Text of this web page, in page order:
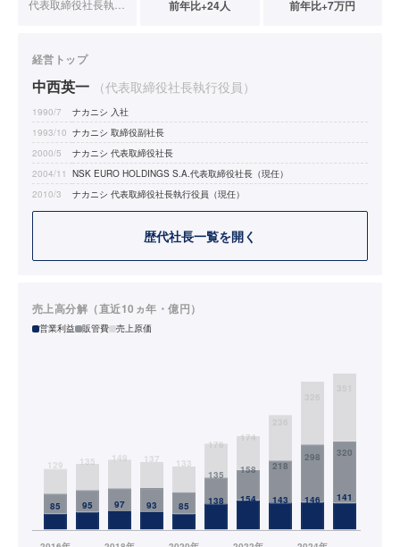
前年比+24人 前年比+7万円
経営トップ
中西英一 （代表取締役社長執行役員）
1990/7
ナカニシ 入社
1993/10 ナカニシ 取締役副社長
2000/5
ナカニシ 代表取締役社長
2004/11 NSK EURO HOLDINGS S.A.代表取締役社長（現任）
2010/3
ナカニシ 代表取締役社長執行役員（現任）
歴代社長一覧を開く
売上高分解（直近10ヵ年・億円）
営業利益 販管費 売上原価